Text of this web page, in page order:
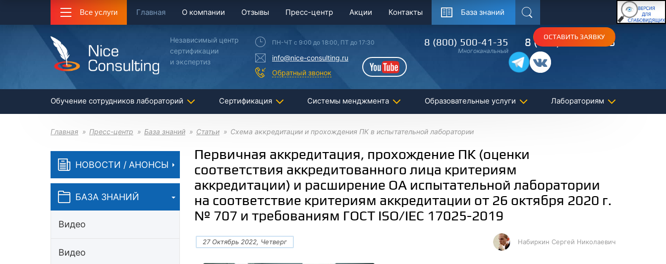
Все услуги Главная О компании Отзывы Пресс-центр Акции Контакты База знаний
Поиск
ОСТАВИТЬ ЗАЯВКУ
Независимый центр
сертификации
и экспертиз
ПН-ЧТ с 9:00 до 18:00, ПТ до 17:30
info@nice-consulting.ru
Обратный звонок
YouTube
8 (800) 500-41-35
Многоканальный
8 (495) 150-54-53
Обучение сотрудников лабораторий Сертификация Системы менджмента Образовательные услуги Лабораториям
Главная Пресс-центр База знаний Статьи Схема аккредитации и прохождения ПК в испытательной лаборатории
НОВОСТИ / АНОНСЫ
БАЗА ЗНАНИЙ
Видео
Видео
Первичная аккредитация, прохождение ПК (оценки
соответствия аккредитованного лица критериям
аккредитации) и расширение ОА испытательной лаборатории
на соответствие критериям аккредитации от 26 октября 2020 г.
№ 707 и требованиям ГОСТ ISO/IEC 17025-2019
27 Октябрь 2022, Четверг Набиркин Сергей Николаевич